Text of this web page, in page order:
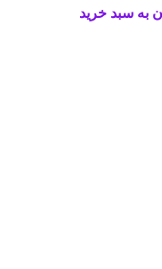
به سبد خرید